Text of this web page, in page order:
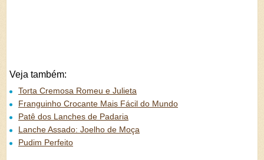
Veja também:
Torta Cremosa Romeu e Julieta
Franguinho Crocante Mais Fácil do Mundo
Patê dos Lanches de Padaria
Lanche Assado: Joelho de Moça
Pudim Perfeito